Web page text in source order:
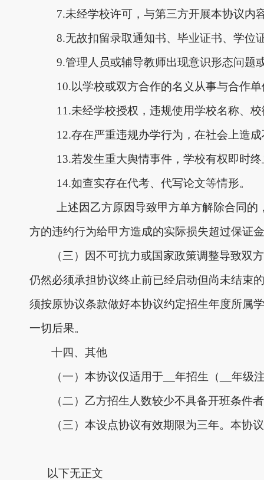
7.未经学校许可，与第三方开展本协议内
8.无故扣留录取通知书、毕业证书、学位
9.管理人员或辅导教师出现意识形态问题
10.以学校或双方合作的名义从事与合作
11.未经学校授权，违规使用学校名称、
12.存在严重违规办学行为，在社会上造
13.若发生重大舆情事件，学校有权即时
14.如查实存在代考、代写论文等情形。
上述因乙方原因导致甲方单方解除合同
方的违约行为给甲方造成的实际损失超过保证
（三）因不可抗力或国家政策调整导致
仍然必须承担协议终止前已经启动但尚未结束
须按原协议条款做好本协议约定招生年度所属
一切后果。
十四、其他
（一）本协议仅适用于
年招生（
年级
（二）乙方招生人数较少不具备开班条件
（三）本设点协议有效期限为三年。本协
以下无正文